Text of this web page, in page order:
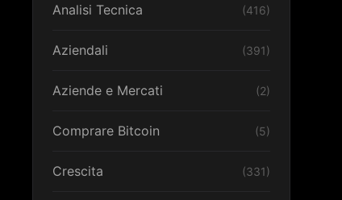
Analisi Tecnica (416)
Aziendali (391)
Aziende e Mercati (2)
Comprare Bitcoin (5)
Crescita (331)